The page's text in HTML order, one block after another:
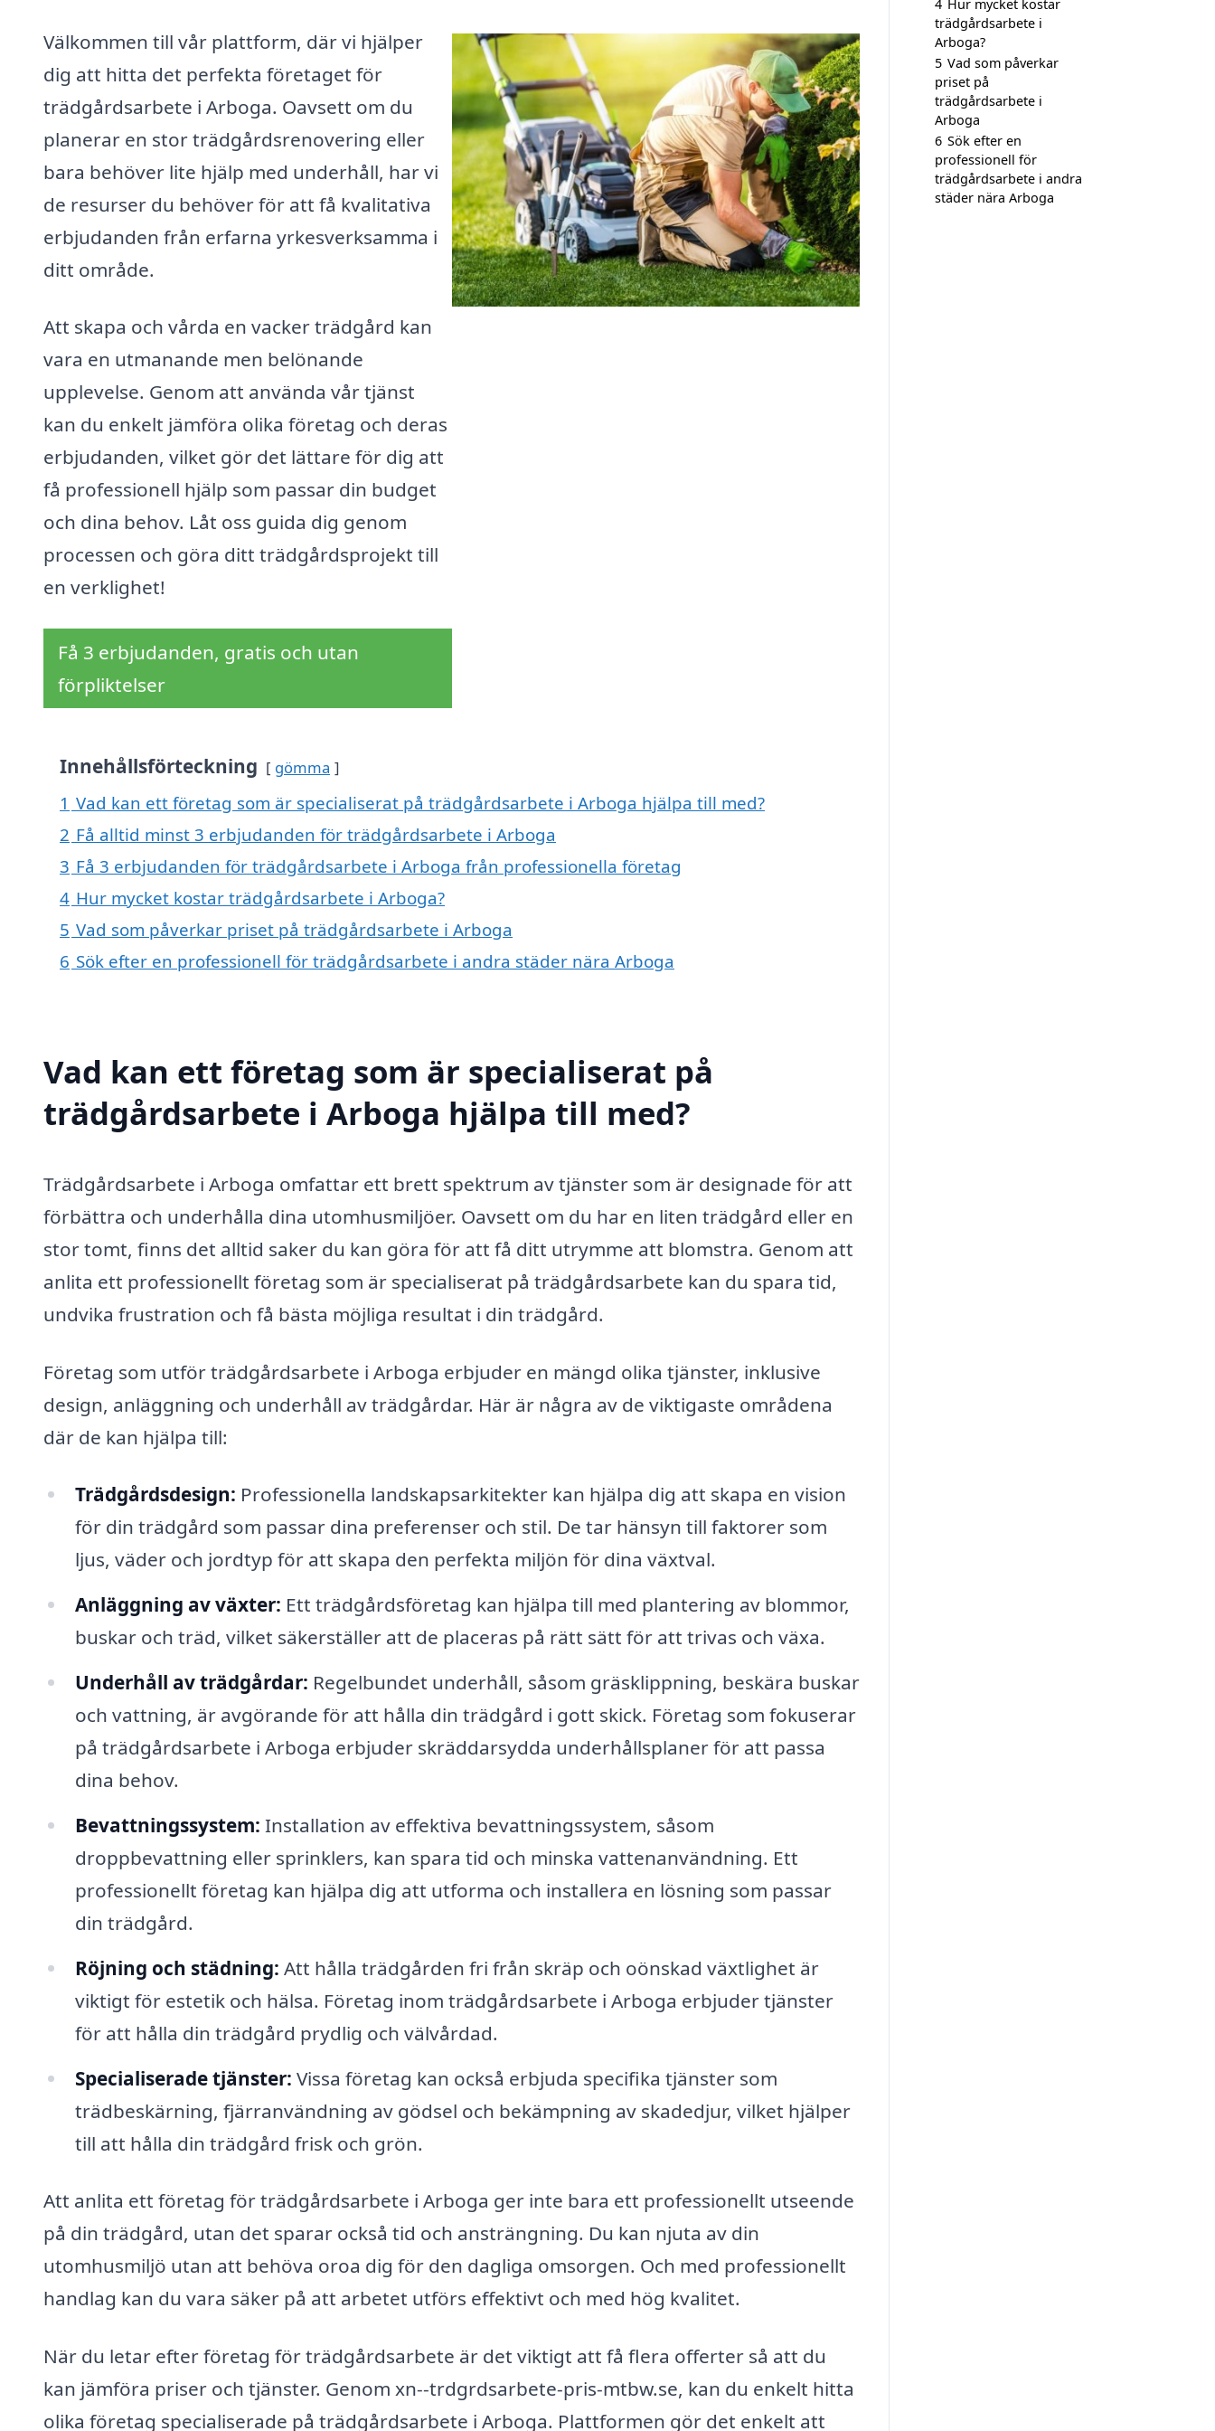
Välkommen till vår plattform, där vi hjälper
dig att hitta det perfekta företaget för
trädgårdsarbete i Arboga. Oavsett om du
planerar en stor trädgårdsrenovering eller
bara behöver lite hjälp med underhåll, har vi
de resurser du behöver för att få kvalitativa
erbjudanden från erfarna yrkesverksamma i
ditt område.
Att skapa och vårda en vacker trädgård kan
vara en utmanande men belönande
upplevelse. Genom att använda vår tjänst
kan du enkelt jämföra olika företag och deras
erbjudanden, vilket gör det lättare för dig att
få professionell hjälp som passar din budget
och dina behov. Låt oss guida dig genom
processen och göra ditt trädgårdsprojekt till
en verklighet!
Få 3 erbjudanden, gratis och utan
förpliktelser
Innehållsförteckning gömma
1 Vad kan ett företag som är specialiserat på trädgårdsarbete i Arboga hjälpa till med?
2 Få alltid minst 3 erbjudanden för trädgårdsarbete i Arboga
3 Få 3 erbjudanden för trädgårdsarbete i Arboga från professionella företag
4 Hur mycket kostar trädgårdsarbete i Arboga?
5 Vad som påverkar priset på trädgårdsarbete i Arboga
6 Sök efter en professionell för trädgårdsarbete i andra städer nära Arboga
Vad kan ett företag som är specialiserat på
trädgårdsarbete i Arboga hjälpa till med?
Trädgårdsarbete i Arboga omfattar ett brett spektrum av tjänster som är designade för att
förbättra och underhålla dina utomhusmiljöer. Oavsett om du har en liten trädgård eller en
stor tomt, finns det alltid saker du kan göra för att få ditt utrymme att blomstra. Genom att
anlita ett professionellt företag som är specialiserat på trädgårdsarbete kan du spara tid,
undvika frustration och få bästa möjliga resultat i din trädgård.
Företag som utför trädgårdsarbete i Arboga erbjuder en mängd olika tjänster, inklusive
design, anläggning och underhåll av trädgårdar. Här är några av de viktigaste områdena
där de kan hjälpa till:
Trädgårdsdesign: Professionella landskapsarkitekter kan hjälpa dig att skapa en vision
för din trädgård som passar dina preferenser och stil. De tar hänsyn till faktorer som
ljus, väder och jordtyp för att skapa den perfekta miljön för dina växtval.
Anläggning av växter: Ett trädgårdsföretag kan hjälpa till med plantering av blommor,
buskar och träd, vilket säkerställer att de placeras på rätt sätt för att trivas och växa.
Underhåll av trädgårdar: Regelbundet underhåll, såsom gräsklippning, beskära buskar
och vattning, är avgörande för att hålla din trädgård i gott skick. Företag som fokuserar
på trädgårdsarbete i Arboga erbjuder skräddarsydda underhållsplaner för att passa
dina behov.
Bevattningssystem: Installation av effektiva bevattningssystem, såsom
droppbevattning eller sprinklers, kan spara tid och minska vattenanvändning. Ett
professionellt företag kan hjälpa dig att utforma och installera en lösning som passar
din trädgård.
Röjning och städning: Att hålla trädgården fri från skräp och oönskad växtlighet är
viktigt för estetik och hälsa. Företag inom trädgårdsarbete i Arboga erbjuder tjänster
för att hålla din trädgård prydlig och välvårdad.
Specialiserade tjänster: Vissa företag kan också erbjuda specifika tjänster som
trädbeskärning, fjärranvändning av gödsel och bekämpning av skadedjur, vilket hjälper
till att hålla din trädgård frisk och grön.
Att anlita ett företag för trädgårdsarbete i Arboga ger inte bara ett professionellt utseende
på din trädgård, utan det sparar också tid och ansträngning. Du kan njuta av din
utomhusmiljö utan att behöva oroa dig för den dagliga omsorgen. Och med professionellt
handlag kan du vara säker på att arbetet utförs effektivt och med hög kvalitet.
När du letar efter företag för trädgårdsarbete är det viktigt att få flera offerter så att du
kan jämföra priser och tjänster. Genom xn--trdgrdsarbete-pris-mtbw.se, kan du enkelt hitta
olika företag specialiserade på trädgårdsarbete i Arboga. Plattformen gör det enkelt att
4 Hur mycket kostar
trädgårdsarbete i
Arboga?
5 Vad som påverkar
priset på
trädgårdsarbete i
Arboga
6 Sök efter en
professionell för
trädgårdsarbete i andra
städer nära Arboga